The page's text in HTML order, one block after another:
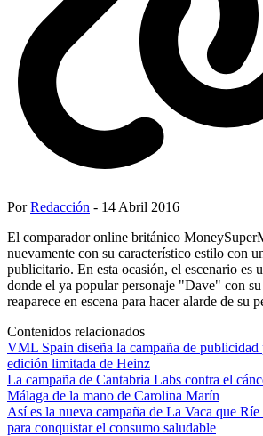
PorRedacción - 14 Abril 2016
El comparador online británico
nuevamente con su característico estilo con
publicitario. En esta ocasión, el escenario es
donde el ya popular personaje "Dave" con
reaparece en escena para hacer alarde de su
Contenidos relacionados
VML Spain diseña la campaña de publicidad
edición limitada de Heinz
La campaña de Cantabria Labs contra el
Málaga de la mano de Carolina Marín
Así es la nueva campaña de La Vaca que
para conquistar el consumo saludable